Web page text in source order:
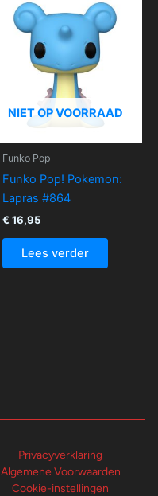
NIET OP VOORRAAD
Funko Pop
Funko Pop! Pokemon:
Lapras #864
€ 16,95
Lees verder
Privacyverklaring
Algemene Voorwaarden
Cookie-instellingen